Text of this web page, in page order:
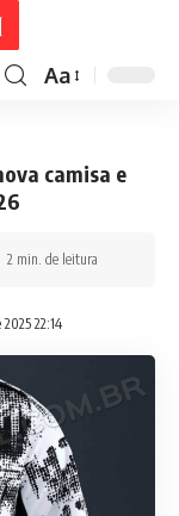
Aa
camisa e
22:14
2 min. de leitura